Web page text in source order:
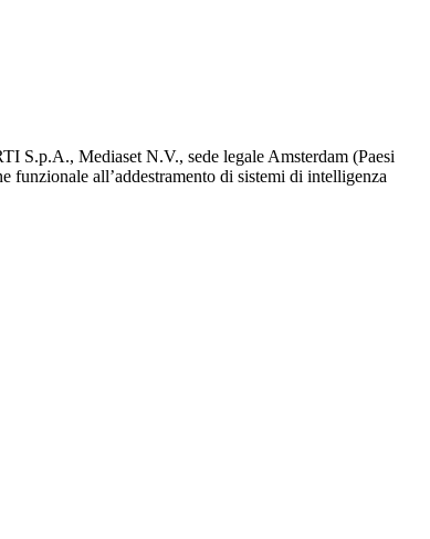
S.p.A., Mediaset N.V., sede legale Amsterdam (Paesi
funzionale all’addestramento di sistemi di intelligenza